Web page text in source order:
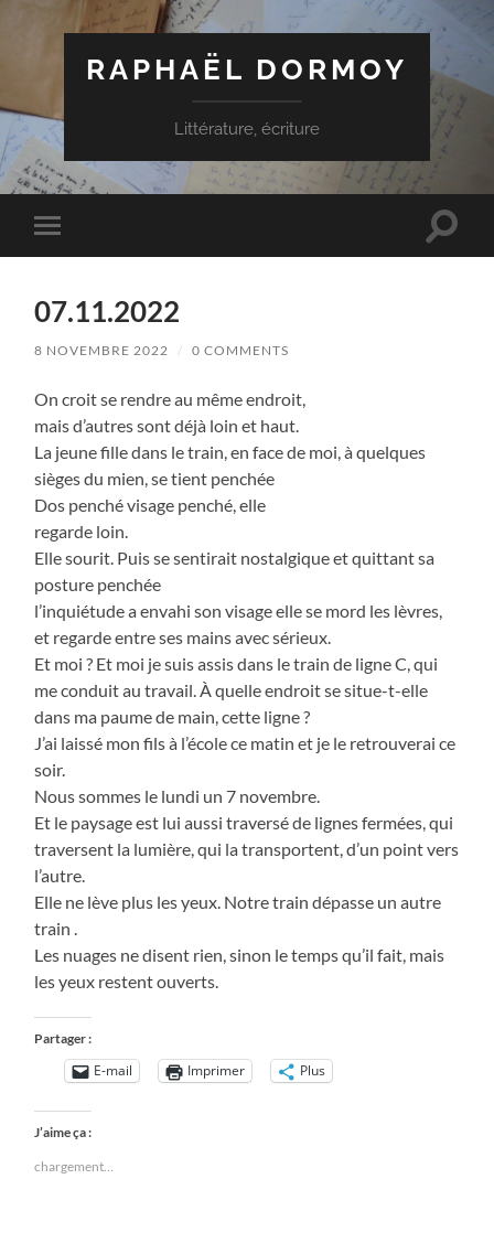
RAPHAËL DORMOY
Littérature, écriture
Toggle
mobile
Toggle
07.11.2022
8 NOVEMBRE 2022 / 0 COMMENTS
On croit se rendre au même endroit,
mais d’autres sont déjà loin et haut.
La jeune fille dans le train, en face de moi, à quelques
sièges du mien, se tient penchée
Dos penché visage penché, elle
regarde loin.
Elle sourit. Puis se sentirait nostalgique et quittant sa
posture penchée
l’inquiétude a envahi son visage elle se mord les lèvres,
et regarde entre ses mains avec sérieux.
Et moi ? Et moi je suis assis dans le train de ligne C, qui
me conduit au travail. À quelle endroit se situe-t-elle
dans ma paume de main, cette ligne ?
J’ai laissé mon fils à l’école ce matin et je le retrouverai ce
soir.
Nous sommes le lundi un 7 novembre.
Et le paysage est lui aussi traversé de lignes fermées, qui
traversent la lumière, qui la transportent, d’un point vers
l’autre.
Elle ne lève plus les yeux. Notre train dépasse un autre
train .
Les nuages ne disent rien, sinon le temps qu’il fait, mais
les yeux restent ouverts.
Partager :
E-mail Imprimer Plus
J’aime ça :
chargement…